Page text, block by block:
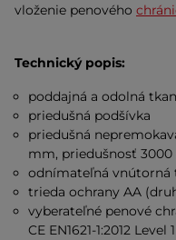
vloženie penového
Technický popis:
poddajná a odolná
priedušná podšívka
priedušná
mm, priedušnosť
odnímateľná vnútorná
trieda ochrany AA
vyberateľné penové
CE EN1621-1:2012 Level 1